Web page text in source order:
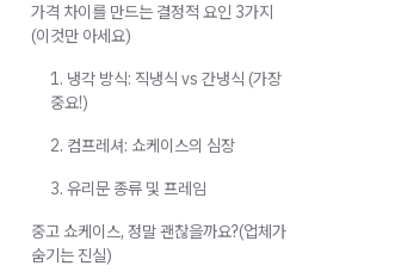
가격 차이를 만드는 결정적 요인 3가지
(이것만 아세요)
1. 냉각 방식: 직냉식 vs 간냉식 (가장
중요!)
2. 컴프레셔: 쇼케이스의 심장
3. 유리문 종류 및 프레임
중고 쇼케이스, 정말 괜찮을까요?(업체가
숨기는 진실)